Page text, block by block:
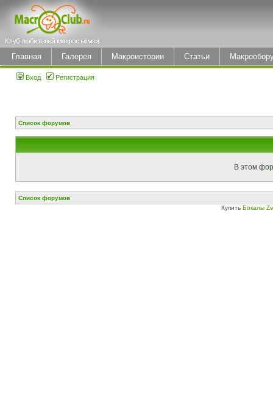
Главная Галерея Макроистории Статьи
Вход Регистрация
Список форумов
В этом
Список форумов
Купить Бокалы